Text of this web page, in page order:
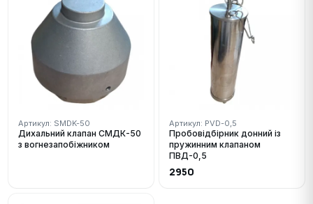
Артикул: SMDK-50
Дихальний клапан СМДК-50
з вогнезапобіжником
Артикул: PVD-0,5
Пробовідбірник донний із
пружинним клапаном
ПВД-0,5
2950